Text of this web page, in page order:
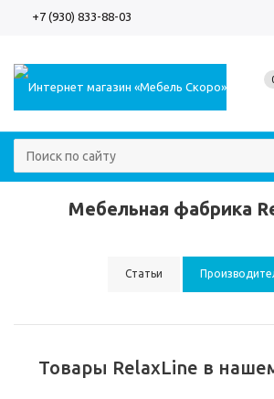
+7 (930) 833-88-03
Мебельная фабрика
Статьи
Товары RelaxLine в